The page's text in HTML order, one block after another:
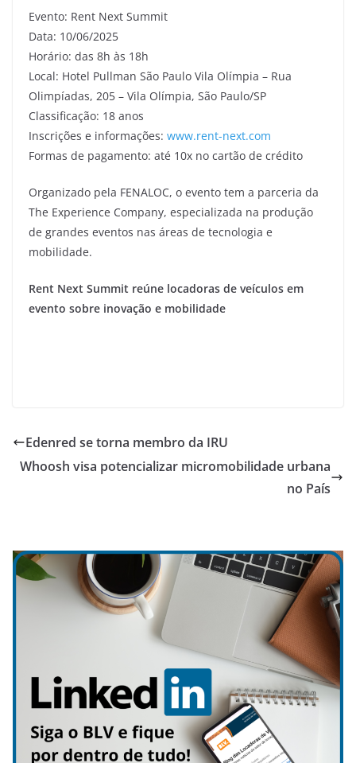
Evento: Rent Next Summit
Data: 10/06/2025
Horário: das 8h às 18h
Local: Hotel Pullman São Paulo Vila Olímpia – Rua
Olimpíadas, 205 – Vila Olímpia, São Paulo/SP
Classificação: 18 anos
Inscrições e informações: www.rent-next.com
Formas de pagamento: até 10x no cartão de crédito
Organizado pela FENALOC, o evento tem a parceria da
The Experience Company, especializada na produção
de grandes eventos nas áreas de tecnologia e
mobilidade.
Rent Next Summit reúne locadoras de veículos em
evento sobre inovação e mobilidade
Edenred se torna membro da IRU
Whoosh visa potencializar micromobilidade urbana
no País